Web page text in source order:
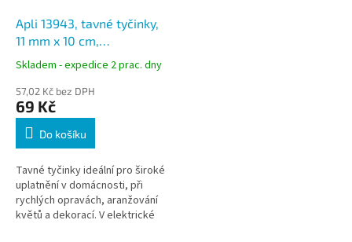
Apli 13943, tavné tyčinky,
11 mm x 10 cm,
transparentní - 10 ks
Skladem - expedice 2 prac. dny
57,02 Kč bez DPH
69 Kč
Do košíku
Tavné tyčinky ideální pro široké
uplatnění v domácnosti, při
rychlých opravách, aranžování
květů a dekorací. V elektrické